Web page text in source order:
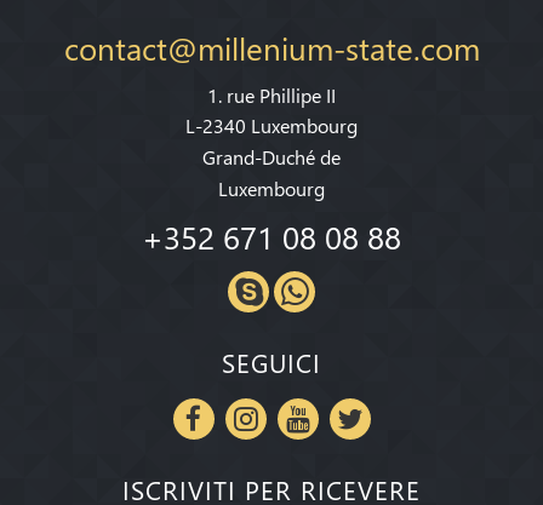
contact@millenium-state.com
1. rue Phillipe II
L-2340 Luxembourg
Grand-Duché de
Luxembourg
+352 671 08 08 88
SEGUICI
ISCRIVITI PER RICEVERE